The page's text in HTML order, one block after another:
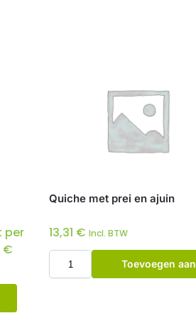
per
€
Quiche met prei en ajuin
13,31 € Incl. BTW
Toevoegen aan